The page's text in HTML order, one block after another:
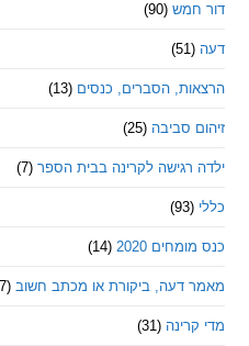
(90)
הסברים, כנסים (13)
סביבה (25)
לקרינה בבית הספר (7)
2020
(14)
ביקורת או מכתב חשוב (27)
(31)